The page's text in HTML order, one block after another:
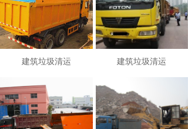
建筑垃圾清运 建筑垃圾清运